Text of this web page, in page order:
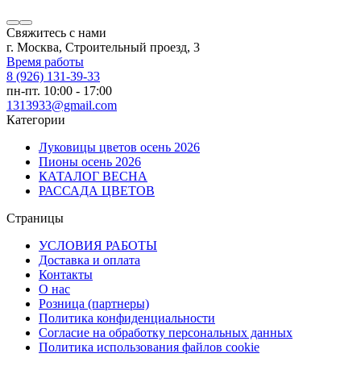
Свяжитесь с нами
г. Москва, Строительный проезд, 3
Время работы
8 (926) 131-39-33
пн-пт. 10:00 - 17:00
1313933@gmail.com
Категории
Луковицы цветов осень 2026
Пионы осень 2026
КАТАЛОГ ВЕСНА
РАССАДА ЦВЕТОВ
Страницы
УСЛОВИЯ РАБОТЫ
Доставка и оплата
Контакты
О наc
Розница (партнеры)
Политика конфиденциальности
Согласие на обработку персональных данных
Политика использования файлов сookie